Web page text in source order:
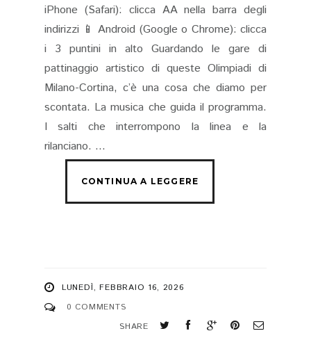
iPhone (Safari): clicca AA nella barra degli
indirizzi 📱 Android (Google o Chrome): clicca
i 3 puntini in alto Guardando le gare di
pattinaggio artistico di queste Olimpiadi di
Milano-Cortina, c’è una cosa che diamo per
scontata. La musica che guida il programma.
I salti che interrompono la linea e la
rilanciano. ...
LUNEDÌ, FEBBRAIO 16, 2026
0 COMMENTS
SHARE